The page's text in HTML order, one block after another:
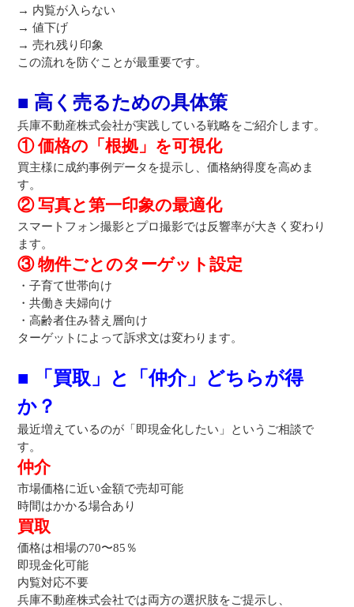
→ 内覧が入らない
→ 値下げ
→ 売れ残り印象
この流れを防ぐことが最重要です。
■ 高く売るための具体策
兵庫不動産株式会社が実践している戦略をご紹介します。
① 価格の「根拠」を可視化
買主様に成約事例データを提示し、価格納得度を高めま
す。
② 写真と第一印象の最適化
スマートフォン撮影とプロ撮影では反響率が大きく変わり
ます。
③ 物件ごとのターゲット設定
・子育て世帯向け
・共働き夫婦向け
・高齢者住み替え層向け
ターゲットによって訴求文は変わります。
■ 「買取」と「仲介」どちらが得
か？
最近増えているのが「即現金化したい」というご相談で
す。
仲介
市場価格に近い金額で売却可能
時間はかかる場合あり
買取
価格は相場の70〜85％
即現金化可能
内覧対応不要
兵庫不動産株式会社では両方の選択肢をご提示し、